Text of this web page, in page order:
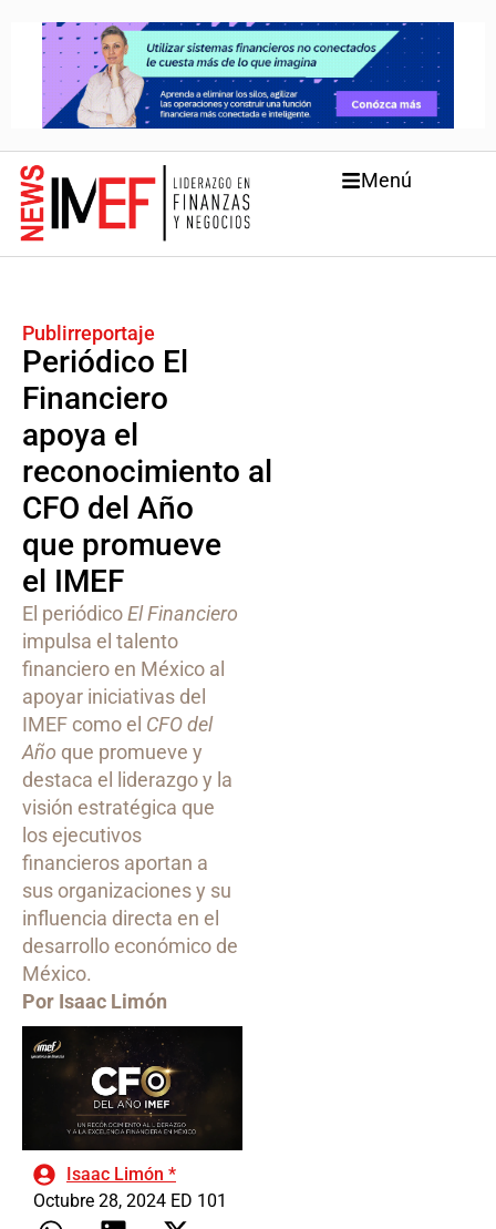
Menú
Publirreportaje
Periódico El
Financiero
apoya el
reconocimiento al
CFO del Año
que promueve
el IMEF
El periódicoEl Financiero
impulsa el talento
financiero en México al
apoyar iniciativas del
IMEF como el CFO del
Año que promueve y
destaca el liderazgo y la
visión estratégica que
los ejecutivos
financieros aportan a
sus organizaciones y su
influencia directa en el
desarrollo económico de
México.
Por Isaac Limón
Isaac Limón *
Octubre 28, 2024 ED 101